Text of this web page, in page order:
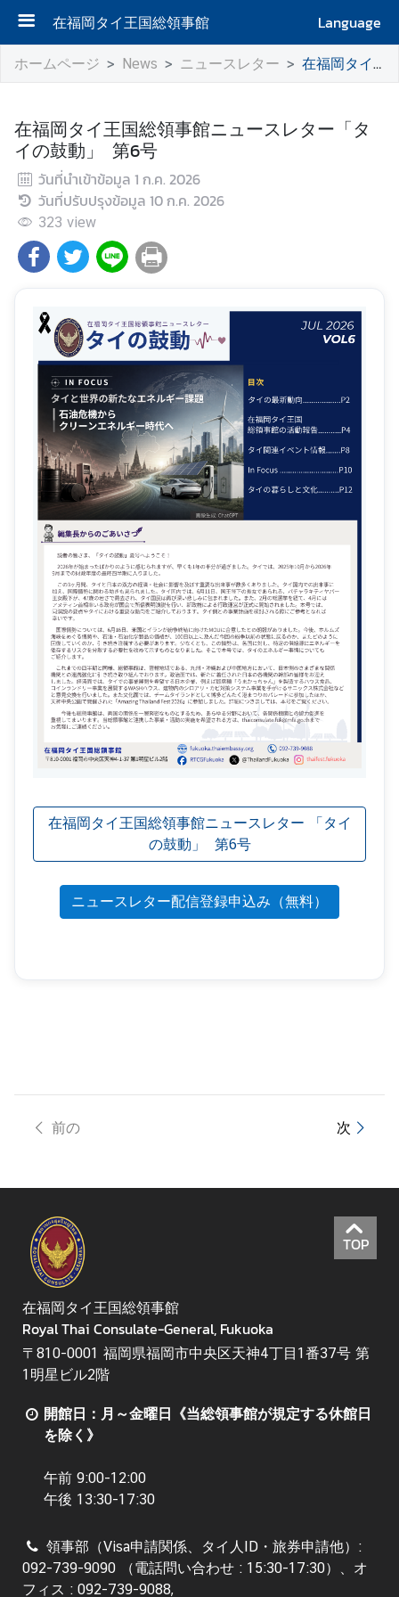
在福岡タイ王国総領事館
Language
ホ
総
領
事
館
に
つ
い
ビ
ザ
領
事
事
務
ニ
ュ
ー
ス
ホームページ News ニュースレター 在福岡タイ王国総領事館ニュースレター「タイの鼓動」 第6号
在福岡タイ王国総領事館ニュースレター「タ
イの鼓動」 第6号
วันที่นำเข้าข้อมูล 1 ก.ค. 2026
วันที่ปรับปรุงข้อมูล 10 ก.ค. 2026
323 view
在福岡タイ王国総領事館ニュースレター 「タイ
の鼓動」 第6号
ニュースレター配信登録申込み（無料）
前の 次
TOP
在福岡タイ王国総領事館
Royal Thai Consulate-General, Fukuoka
〒810-0001 福岡県福岡市中央区天神4丁目1番37号 第
1明星ビル2階
開館日：月～金曜日《当総領事館が規定する休館日
を除く》
午前 9:00-12:00
午後 13:30-17:30
領事部（Visa申請関係、タイ人ID・旅券申請他）:
092-739-9090 （電話問い合わせ : 15:30-17:30）、オ
フィス : 092-739-9088,